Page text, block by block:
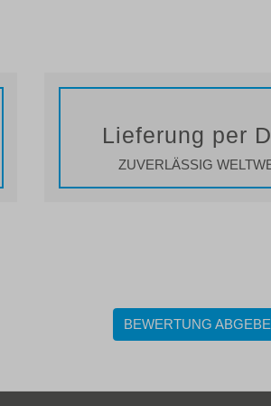
Lieferung per
ZUVERLÄSSIG
BEWERTUNG